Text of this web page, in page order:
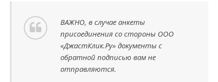
ВАЖНО, в случае анкеты
присоединения со стороны ООО
«ДжастКлик.Ру» документы с
обратной подписью вам не
отправляются.